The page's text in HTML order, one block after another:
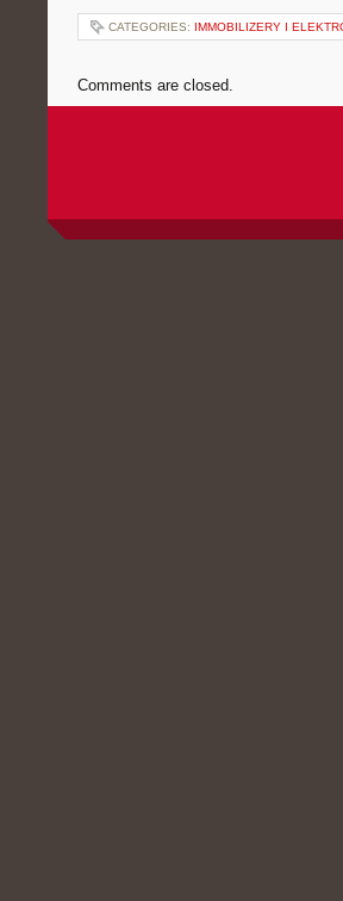
CATEGORIES: IMMOBILIZERY I
Comments are closed.